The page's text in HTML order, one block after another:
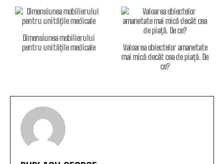
Dimensiunea mobilierului
pentru unitățile medicale
Valoarea obiectelor amanetate
mai mică decât cea de piață. De
ce?